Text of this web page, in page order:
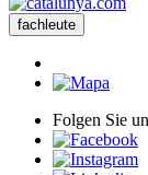
fachleute
Folgen Sie